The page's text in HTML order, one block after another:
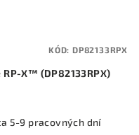
X™ (DP82133RPX)
5-9 pracovných dní
KÓD: DP82133RPX